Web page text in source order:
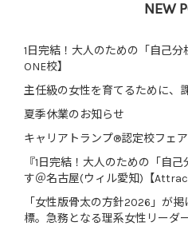
NEW
1日完結！大人のための「自己
ONE校】
主任級の女性を育てるために、
夏季休業のお知らせ
キャリアトランプ®認定校フェ
『1日完結！大人のための「自
す＠名古屋(ウィル愛知)【
「女性版骨太の方針2026」が
標。急務となる理系女性リーダ